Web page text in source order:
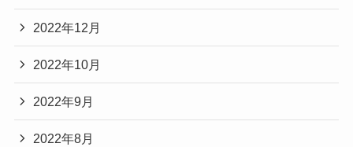
2022年12月
2022年10月
2022年9月
2022年8月